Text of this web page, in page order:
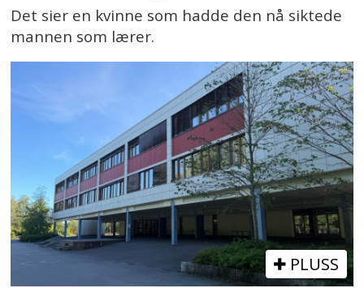
Det sier en kvinne som hadde den nå siktede
mannen som lærer.
PLUSS